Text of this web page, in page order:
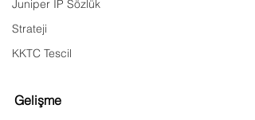
Juniper IP Sözlük
Strateji
KKTC Tescil
Gelişme